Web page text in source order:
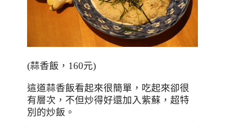
(蒜香飯， 160元)
這道蒜香飯看起來很簡單，吃起來卻很
有層次，不但炒得好還加入紫蘇，超特
別的炒飯。